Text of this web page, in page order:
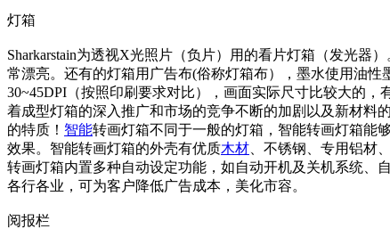
灯箱
Sharkarstain为透视X光照片（负片）用的看片灯箱（发光器
常漂亮。还有的灯箱用广告布(俗称灯箱布），墨水使用油
30~45DPI（按照印刷要求对比），画面实际尺寸比较大的
着成型灯箱的深入推广和市场的竞争不断的加剧以及新材料
的特质！ 智能转画灯箱不同于一般的灯箱，智能转画灯箱能
效果。智能转画灯箱的外壳有优质木材 、不锈钢、专用铝材
转画灯箱内置多种自动设定功能，如自动开机及关机系统、
各行各业，可为客户降低广告成本，美化市容。
阅报栏